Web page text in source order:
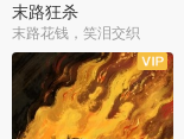
末路狂杀
末路花钱，笑泪交织